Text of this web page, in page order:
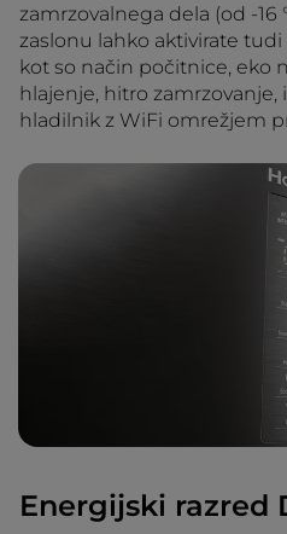
zamrzovalnega dela (od -16
zaslonu lahko aktivirate
kot so način počitnice, eko
hlajenje, hitro zamrzovanje,
hladilnik z WiFi omrežjem
Energijski razred